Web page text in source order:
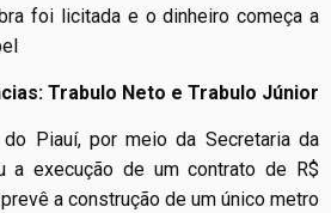
foi licitada e o dinheiro começa a
Trabulo Neto e Trabulo Júnior
Piauí, por meio da Secretaria da
a execução de um contrato de R$
a construção de um único metro